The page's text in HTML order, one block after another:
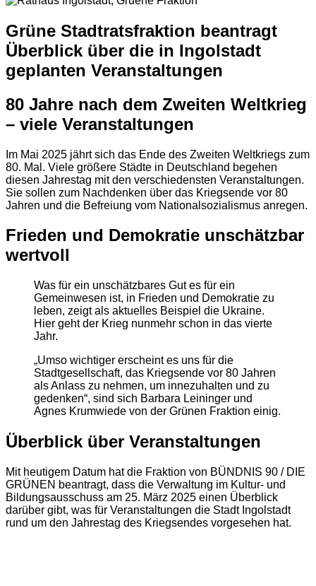
Grüne Stadtratsfraktion beantragt
Überblick über die in Ingolstadt
geplanten Veranstaltungen
80 Jahre nach dem Zweiten Weltkrieg
– viele Veranstaltungen
Im Mai 2025 jährt sich das Ende des Zweiten Weltkriegs zum
80. Mal. Viele größere Städte in Deutschland begehen
diesen Jahrestag mit den verschiedensten Veranstaltungen.
Sie sollen zum Nachdenken über das Kriegsende vor 80
Jahren und die Befreiung vom Nationalsozialismus anregen.
Frieden und Demokratie unschätzbar
wertvoll
Was für ein unschätzbares Gut es für ein
Gemeinwesen ist, in Frieden und Demokratie zu
leben, zeigt als aktuelles Beispiel die Ukraine.
Hier geht der Krieg nunmehr schon in das vierte
Jahr.
„Umso wichtiger erscheint es uns für die
Stadtgesellschaft, das Kriegsende vor 80 Jahren
als Anlass zu nehmen, um innezuhalten und zu
gedenken“, sind sich Barbara Leininger und
Agnes Krumwiede von der Grünen Fraktion einig.
Überblick über Veranstaltungen
Mit heutigem Datum hat die Fraktion von BÜNDNIS 90 / DIE
GRÜNEN beantragt, dass die Verwaltung im Kultur- und
Bildungsausschuss am 25. März 2025 einen Überblick
darüber gibt, was für Veranstaltungen die Stadt Ingolstadt
rund um den Jahrestag des Kriegsendes vorgesehen hat.